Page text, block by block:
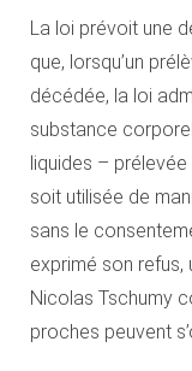
La loi prévoit une
que, lorsqu’un
décédée, la loi
substance
liquides –
soit utilisée de
sans le
exprimé son refus,
Nicolas Tschumy
proches peuvent